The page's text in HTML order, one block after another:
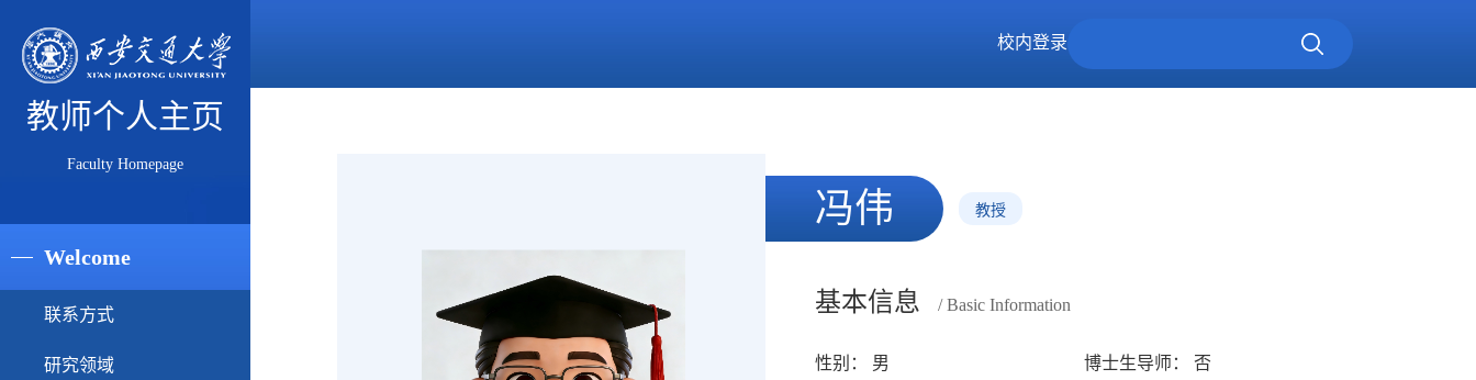
教师个人主页
Faculty Homepage
Welcome
联系方式
研究领域
校内登录
冯伟 教授
基本信息 / Basic Information
性别： 男 博士生导师： 否